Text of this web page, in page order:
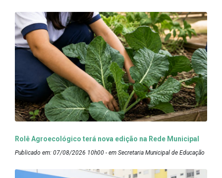
Rolê Agroecológico terá nova edição na Rede Municipal
Publicado em: 07/08/2026 10h00 - em Secretaria Municipal de Educação